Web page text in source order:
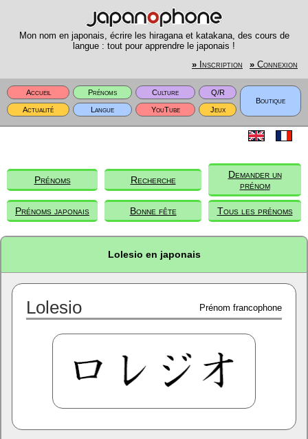
Mon nom en japonais, écrire les hiragana et katakana, des cours de
langue : tout pour apprendre le japonais !
» Inscription » Connexion
Accueil Prénoms Culture
Q/R
Boutique
Actualité
Langue YouTube Jeux
Prénoms Recherche
Demander un
prénom
Prénoms japonais Bonne fête Tous les prénoms
Lolesio en japonais
Lolesio Prénom francophone